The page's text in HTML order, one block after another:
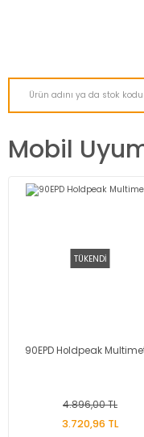
Mobil
TÜKENDİ
90EPD Holdpeak
4.896,00 TL
3.720,96 TL